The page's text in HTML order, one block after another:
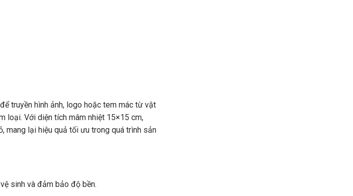
truyền hình ảnh, logo hoặc tem mác từ vật
loại. Với diện tích mâm nhiệt 15×15 cm,
mang lại hiệu quả tối ưu trong quá trình sản
sinh và đảm bảo độ bền.